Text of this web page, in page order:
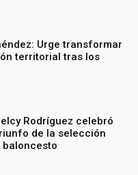
Urge transformar
territorial tras los
Rodríguez celebró
de la selección